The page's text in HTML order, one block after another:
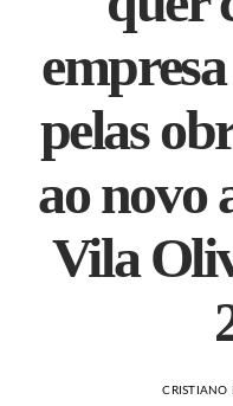
pelas
ao novo
Vila
CRISTIANO